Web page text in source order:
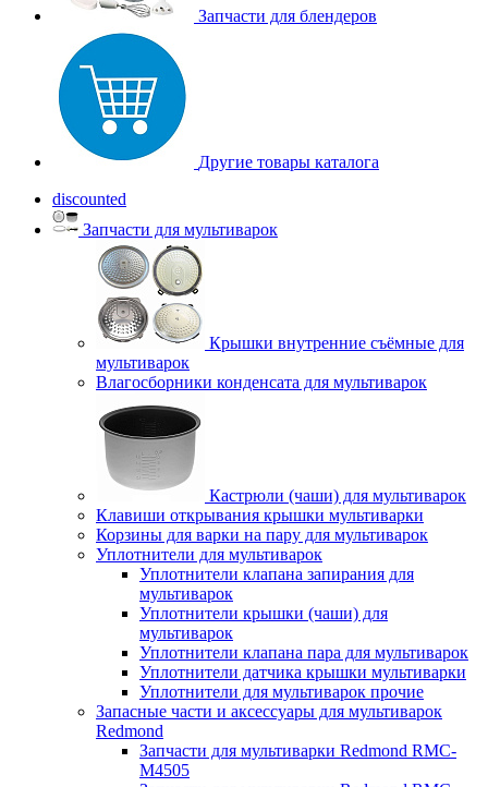
Запчасти для блендеров
Другие товары каталога
discounted
Запчасти для мультиварок
Крышки внутренние съёмные для
мультиварок
Влагосборники конденсата для мультиварок
Кастрюли (чаши) для мультиварок
Клавиши открывания крышки мультиварки
Корзины для варки на пару для мультиварок
Уплотнители для мультиварок
Уплотнители клапана запирания для
мультиварок
Уплотнители крышки (чаши) для
мультиварок
Уплотнители клапана пара для мультиварок
Уплотнители датчика крышки мультиварки
Уплотнители для мультиварок прочие
Запасные части и аксессуары для мультиварок
Redmond
Запчасти для мультиварки Redmond RMC-
M4505